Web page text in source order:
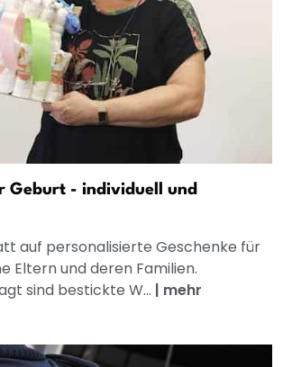
Geburt - individuell und
auf personalisierte Geschenke für
Eltern und deren Familien.
sind bestickte W... | mehr